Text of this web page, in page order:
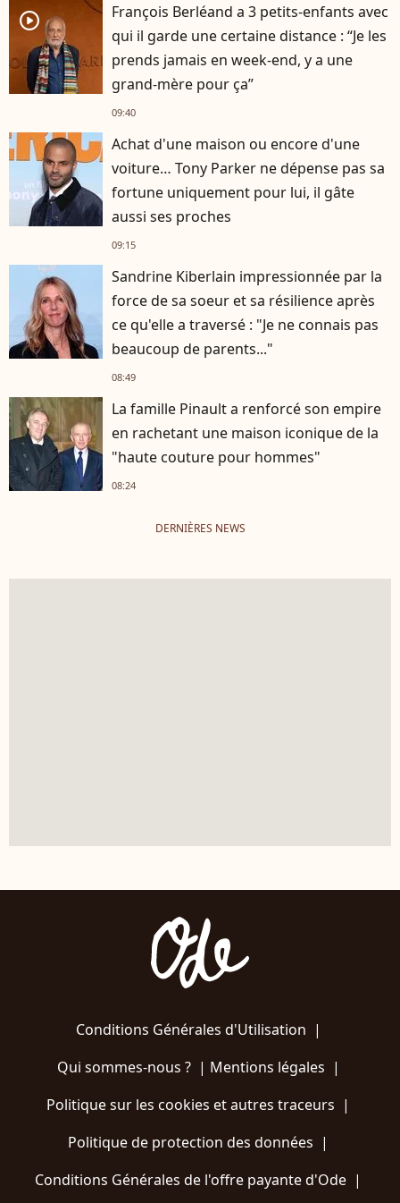
player2
François Berléand a 3 petits-enfants avec
qui il garde une certaine distance : “Je les
prends jamais en week-end, y a une
grand-mère pour ça”
09:40
Achat d'une maison ou encore d'une
voiture… Tony Parker ne dépense pas sa
fortune uniquement pour lui, il gâte
aussi ses proches
09:15
Sandrine Kiberlain impressionnée par la
force de sa soeur et sa résilience après
ce qu'elle a traversé : "Je ne connais pas
beaucoup de parents..."
08:49
La famille Pinault a renforcé son empire
en rachetant une maison iconique de la
"haute couture pour hommes"
08:24
DERNIÈRES NEWS
Conditions Générales d'Utilisation |
Qui sommes-nous ?| Mentions légales |
Politique sur les cookies et autres traceurs |
Politique de protection des données |
Conditions Générales de l'offre payante d'Ode |